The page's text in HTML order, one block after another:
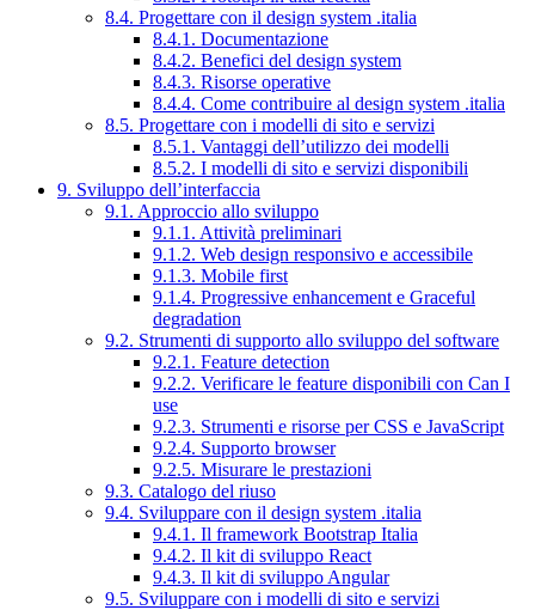
8.4. Progettare con il design system .italia
8.4.1. Documentazione
8.4.2. Benefici del design system
8.4.3. Risorse operative
8.4.4. Come contribuire al design system .italia
8.5. Progettare con i modelli di sito e servizi
8.5.1. Vantaggi dell’utilizzo dei modelli
8.5.2. I modelli di sito e servizi disponibili
9. Sviluppo dell’interfaccia
9.1. Approccio allo sviluppo
9.1.1. Attività preliminari
9.1.2. Web design responsivo e accessibile
9.1.3. Mobile first
9.1.4. Progressive enhancement e Graceful
degradation
9.2. Strumenti di supporto allo sviluppo del software
9.2.1. Feature detection
9.2.2. Verificare le feature disponibili con Can I
use
9.2.3. Strumenti e risorse per CSS e JavaScript
9.2.4. Supporto browser
9.2.5. Misurare le prestazioni
9.3. Catalogo del riuso
9.4. Sviluppare con il design system .italia
9.4.1. Il framework Bootstrap Italia
9.4.2. Il kit di sviluppo React
9.4.3. Il kit di sviluppo Angular
9.5. Sviluppare con i modelli di sito e servizi